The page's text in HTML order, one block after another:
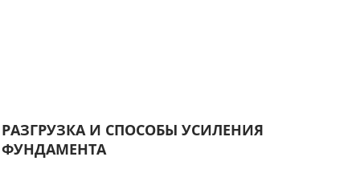
РАЗГРУЗКА И СПОСОБЫ УСИЛЕНИЯ
ФУНДАМЕНТА